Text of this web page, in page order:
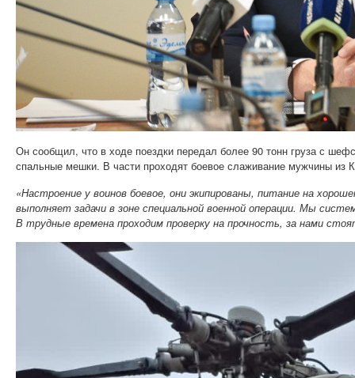
Он сообщил, что в ходе поездки передал более 90 тонн груза с
спальные мешки. В части проходят боевое слаживание мужчины из
«Настроение у воинов боевое, они экипированы, питание на
выполняет задачи в зоне специальной военной операции. Мы
В трудные времена проходим проверку на прочность, за нами